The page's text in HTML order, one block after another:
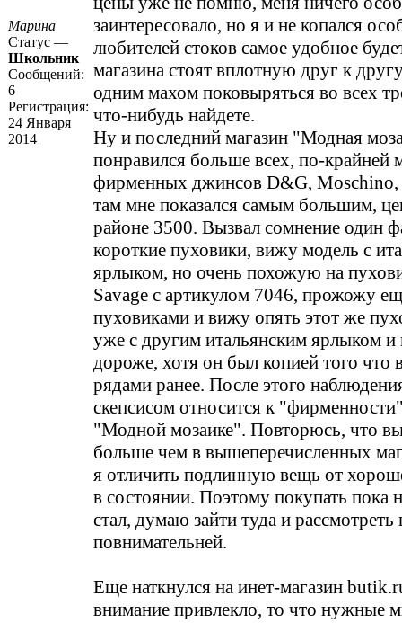
Марина
Статус —
Школьник
Сообщений:
6
Регистрация:
24 Января
2014
заинтересовало, но я и не копался
любителей стоков самое удобное
магазина стоят вплотную друг к
одним махом поковыряться во всех
что-нибудь найдете.
Ну и последний магазин "Модная
понравился больше всех, по-крайней
фирменных джинсов D&G, Moschino,
там мне показался самым большим,
районе 3500. Вызвал сомнение один
короткие пуховики, вижу модель с
ярлыком, но очень похожую на
Savage с артикулом 7046, прожожу
пуховиками и вижу опять этот же
уже с другим итальянским ярлыком и
дороже, хотя он был копией того что
рядами ранее. После этого
скепсисом относится к
"Модной мозаике". Повторюсь, что
больше чем в вышеперечисленных
я отличить подлинную вещь от
в состоянии. Поэтому покупать пока
стал, думаю зайти туда и рассмотреть
повнимательней.
Еще наткнулся на инет-магазин
внимание привлекло, то что нужные